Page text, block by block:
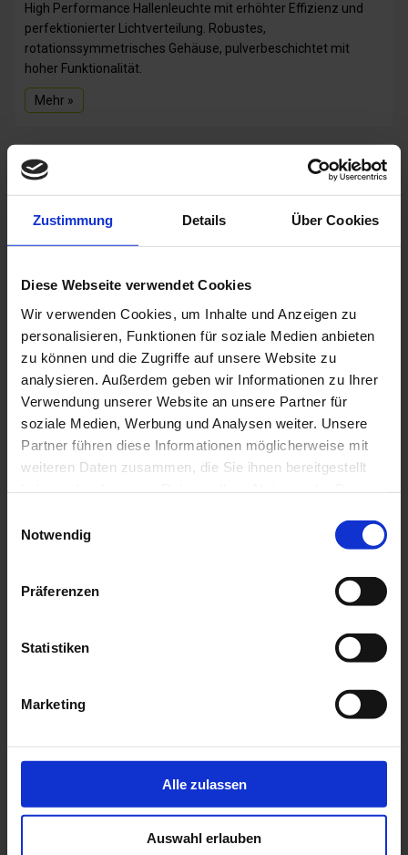
Zustimmung Details Über Cookies
Diese Webseite verwendet Cookies
Wir verwenden Cookies, um Inhalte und Anzeigen zu
personalisieren, Funktionen für soziale Medien anbieten
zu können und die Zugriffe auf unsere Website zu
analysieren. Außerdem geben wir Informationen zu Ihrer
Verwendung unserer Website an unsere Partner für
soziale Medien, Werbung und Analysen weiter. Unsere
Partner führen diese Informationen möglicherweise mit
weiteren Daten zusammen, die Sie ihnen bereitgestellt
Notwendig
Präferenzen
Statistiken
Marketing
Alle zulassen
Auswahl erlauben
High Performance Hallenleuchte mit erhöhter Effizienz und
perfektionierter Lichtverteilung. Robustes,
rotationssymmetrisches Gehäuse, pulverbeschichtet mit
hoher Funktionalität.
Mehr »
AEROX3
Die AEROX3 Hallenleuchte ist ein Alleskönner für erstklassige
Beleuchtungslösungen. Gefertigt aus hochwertigem weiß
pulverbeschichteten Aluminium vereint sie hochmoderne
Technik mit einem eleganten, schlanken Design.
GYM2